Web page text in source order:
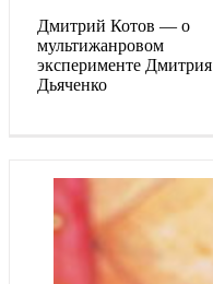
Дмитрий Котов — о
мультижанровом
эксперименте Дмитрия
Дьяченко